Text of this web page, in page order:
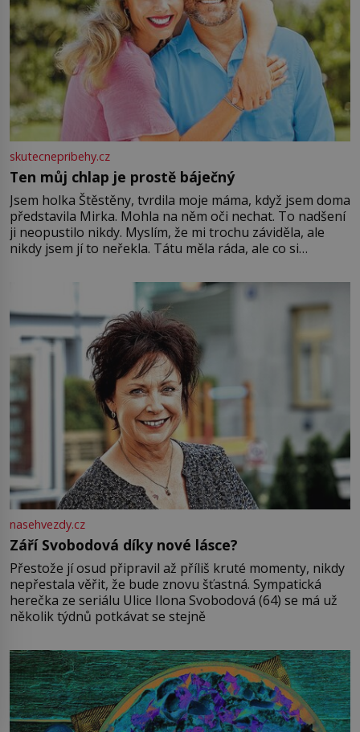
skutecnepribehy.cz
Ten můj chlap je prostě báječný
Jsem holka Štěstěny, tvrdila moje máma, když jsem doma
představila Mirka. Mohla na něm oči nechat. To nadšení
ji neopustilo nikdy. Myslím, že mi trochu záviděla, ale
nikdy jsem jí to neřekla. Tátu měla ráda, ale co si
Jsme spolu moc rádi Tehdy byla jiná doba, když
nasehvezdy.cz
Září Svobodová díky nové lásce?
Přestože jí osud připravil až příliš kruté momenty, nikdy
nepřestala věřit, že bude znovu šťastná. Sympatická
herečka ze seriálu Ulice Ilona Svobodová (64) se má už
několik týdnů potkávat se stejně